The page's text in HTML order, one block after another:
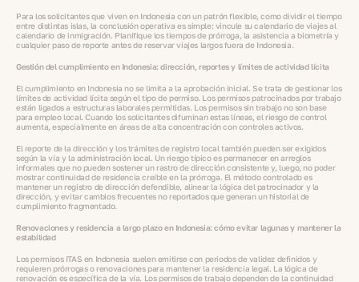
Para los solicitantes que viven en Indonesia con un patrón flexible, como dividir el tiempo
entre distintas islas, la conclusión operativa es simple: vincule su calendario de viajes al
calendario de inmigración. Planifique los tiempos de prórroga, la asistencia a biometría y
cualquier paso de reporte antes de reservar viajes largos fuera de Indonesia.
Gestión del cumplimiento en Indonesia: dirección, reportes y límites de actividad lícita
El cumplimiento en Indonesia no se limita a la aprobación inicial. Se trata de gestionar los
límites de actividad lícita según el tipo de permiso. Los permisos patrocinados por trabajo
están ligados a estructuras laborales permitidas. Los permisos sin trabajo no son base
para empleo local. Cuando los solicitantes difuminan estas líneas, el riesgo de control
aumenta, especialmente en áreas de alta concentración con controles activos.
El reporte de la dirección y los trámites de registro local también pueden ser exigidos
según la vía y la administración local. Un riesgo típico es permanecer en arreglos
informales que no pueden sostener un rastro de dirección consistente y, luego, no poder
mostrar continuidad de residencia creíble en la prórroga. El método controlado es
mantener un registro de dirección defendible, alinear la lógica del patrocinador y la
dirección, y evitar cambios frecuentes no reportados que generan un historial de
cumplimiento fragmentado.
Renovaciones y residencia a largo plazo en Indonesia: cómo evitar lagunas y mantener la
estabilidad
Los permisos ITAS en Indonesia suelen emitirse con periodos de validez definidos y
requieren prórrogas o renovaciones para mantener la residencia legal. La lógica de
renovación es específica de la vía. Los permisos de trabajo dependen de la continuidad